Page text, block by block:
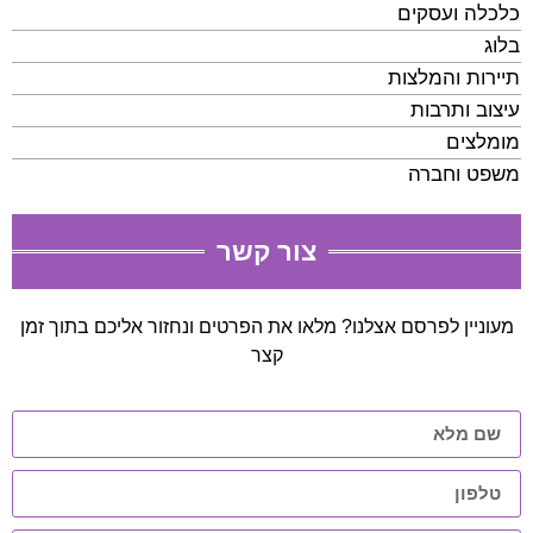
כלכלה ועסקים
בלוג
תיירות והמלצות
עיצוב ותרבות
מומלצים
משפט וחברה
צור קשר
מעוניין לפרסם אצלנו? מלאו את הפרטים ונחזור אליכם בתוך זמן
קצר